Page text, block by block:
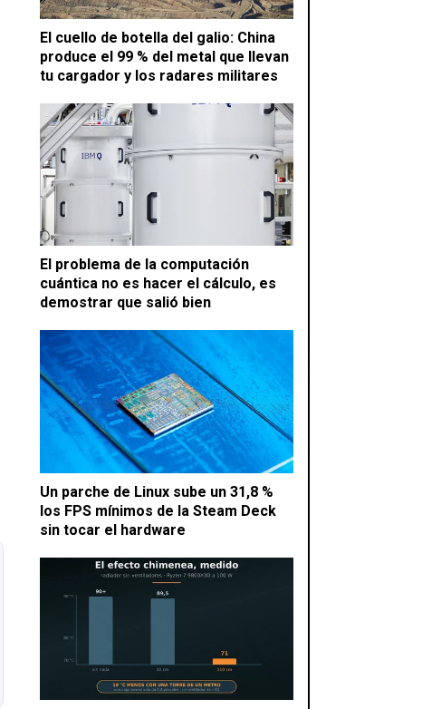
El cuello de botella del galio: China
produce el 99 % del metal que llevan
tu cargador y los radares militares
El problema de la computación
cuántica no es hacer el cálculo, es
demostrar que salió bien
Un parche de Linux sube un 31,8 %
los FPS mínimos de la Steam Deck
sin tocar el hardware